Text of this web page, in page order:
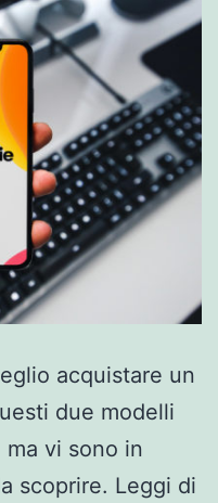
acquistare un
due modelli
ma vi sono in
scoprire. Leggi di